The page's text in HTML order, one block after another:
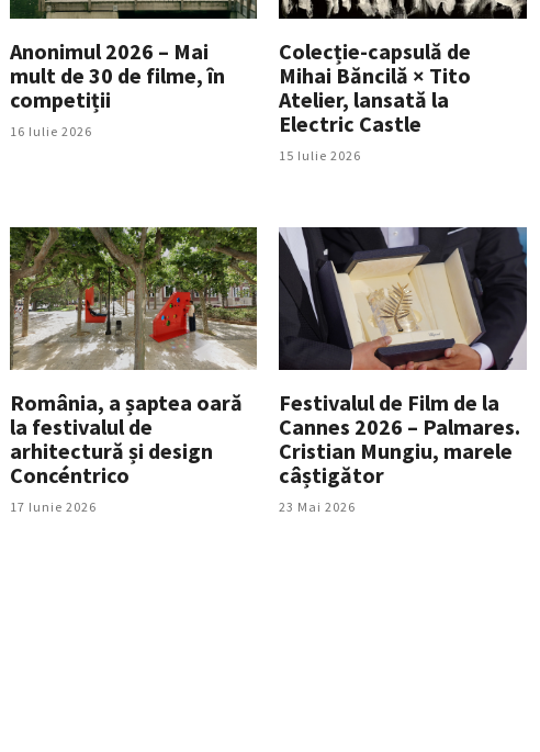
Anonimul 2026 – Mai
mult de 30 de filme, în
competiții
16 Iulie 2026
Colecție-capsulă de
Mihai Băncilă × Tito
Atelier, lansată la
Electric Castle
15 Iulie 2026
România, a șaptea oară
la festivalul de
arhitectură și design
Concéntrico
17 Iunie 2026
Festivalul de Film de la
Cannes 2026 – Palmares.
Cristian Mungiu, marele
câștigător
23 Mai 2026